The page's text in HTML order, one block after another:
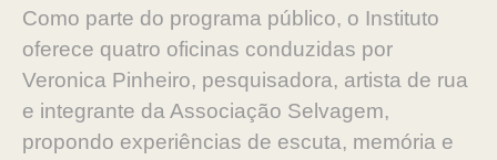
Como parte do programa público, o Instituto
oferece quatro oficinas conduzidas por
Veronica Pinheiro, pesquisadora, artista de rua
e integrante da Associação Selvagem,
propondo experiências de escuta, memória e